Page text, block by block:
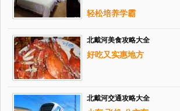
轻松培养学霸
北戴河美食攻略大全
好吃又实惠地方
北戴河交通攻略大全